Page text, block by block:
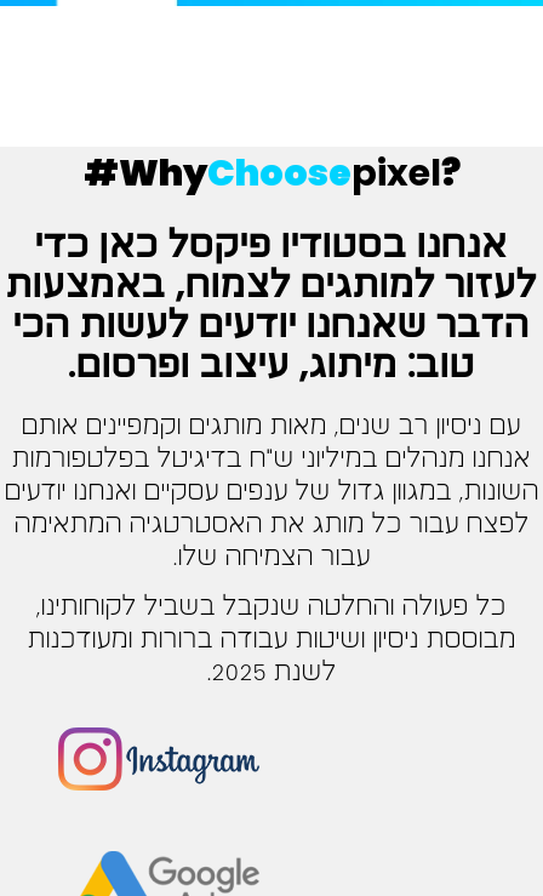
?Why
Choosepixel
#
אנחנו בסטודיו פיקסל כאן כדי
לעזור למותגים לצמוח, באמצעות
הדבר שאנחנו יודעים לעשות הכי
טוב: מיתוג, עיצוב ופרסום.
עם ניסיון רב שנים, מאות מותגים וקמפיינים אותם
אנחנו מנהלים במיליוני ש"ח בדיגיטל בפלטפורמות
השונות, במגוון גדול של ענפים עסקיים ואנחנו יודעים
לפצח עבור כל מותג את האסטרטגיה המתאימה
עבור הצמיחה שלו.
כל פעולה והחלטה שנקבל בשביל לקוחותינו,
מבוססת ניסיון ושיטות עבודה ברורות ומעודכנות
לשנת 2025.